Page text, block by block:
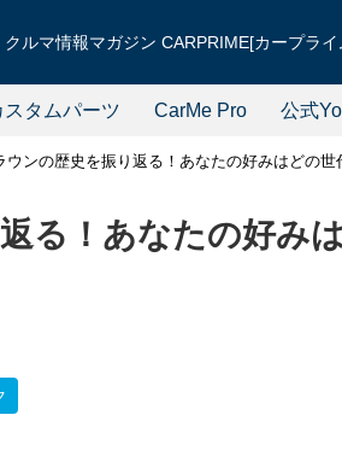
ルマ情報マガジン CARPRIME[カープライ
スタムパーツ CarMe Pro 公式
ウンの歴史を振り返る！あなたの好みはどの世
る！あなたの好み